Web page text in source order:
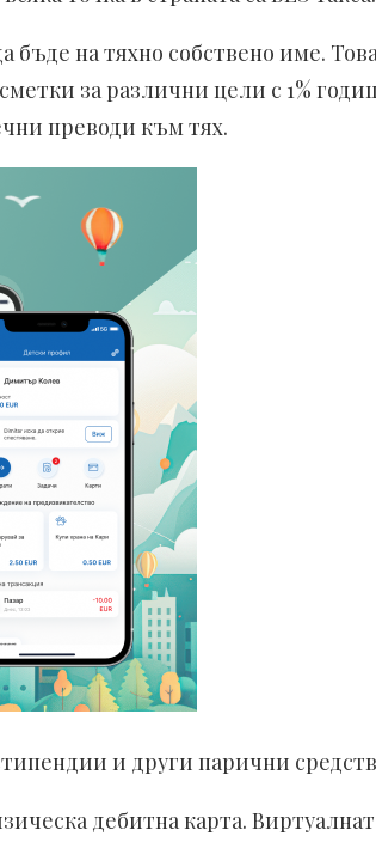
на тяхно собствено име.
за различни цели с 1%
преводи към тях.
и други парични
дебитна карта.